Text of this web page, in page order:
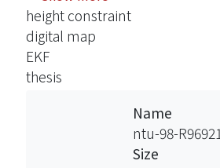
衛星遮蔽及衛星組態較差的情
利用高度資訊來協助定位。高
知高度條件的前提下，從GPS
位方法做改良。使得接收機在
PDOP下降，讓定位精度提高
來修正導航行進之方向。最
一套整合式導航系統。實驗
方式，利用後處理的分析，來
height constraint
digital map
EKF
thesis
Name
ntu-98-
Size